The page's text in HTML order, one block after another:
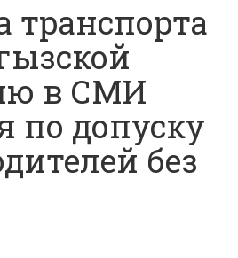
транспорта
в СМИ
по допуску
без